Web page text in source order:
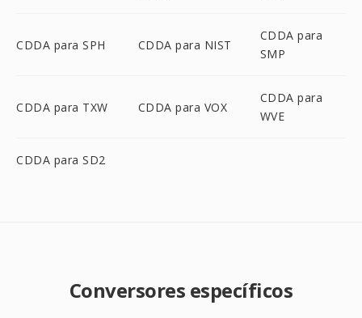
CDDA para SPH CDDA para NIST
CDDA para
SMP
CDDA para TXW CDDA para VOX
CDDA para
WVE
CDDA para SD2
Conversores específicos